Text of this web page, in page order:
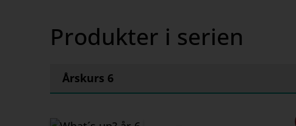
Produkter i serien
Årskurs 6